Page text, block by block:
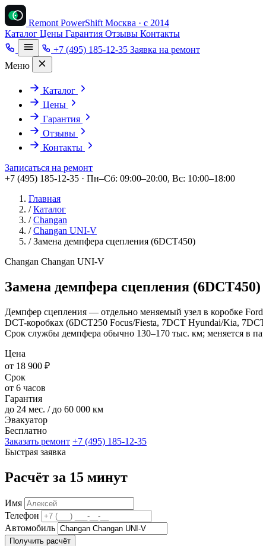
Remont PowerShift Москва · с 2014
Каталог Цены Гарантия Отзывы Контакты
+7 (495) 185-12-35 Заявка на ремонт
Меню
Каталог
Цены
Гарантия
Отзывы
Контакты
Записаться на ремонт
+7 (495) 185-12-35 · Пн–Сб: 09:00–20:00, Вс: 10:00–18:00
Главная
/ Каталог
/ Changan
/ Changan UNI-V
/ Замена демпфера сцепления (6DCT450)
Changan Changan UNI-V
Замена демпфера сцепления
Демпфер сцепления — отдельно меняемый узел в коробке
DCT-коробках (6DCT250 Focus/Fiesta, 7DCT Hyundai/Kia,
Срок службы демпфера обычно 130–170 тыс. км; меняется в
Цена
от 18 900 ₽
Срок
от 6 часов
Гарантия
до 24 мес. / до 60 000 км
Эвакуатор
Бесплатно
Заказать ремонт +7 (495) 185-12-35
Быстрая заявка
Расчёт за 15 минут
Имя
Телефон
Автомобиль
Получить расчёт